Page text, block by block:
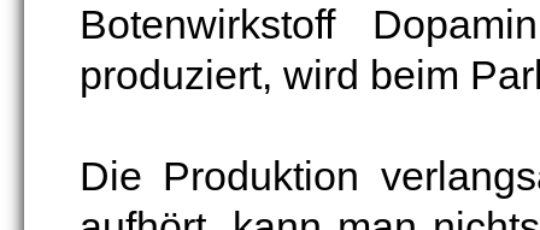
Botenwirkstoff
produziert, wird beim
Die Produktion